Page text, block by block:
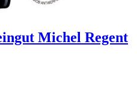
Michel Regent